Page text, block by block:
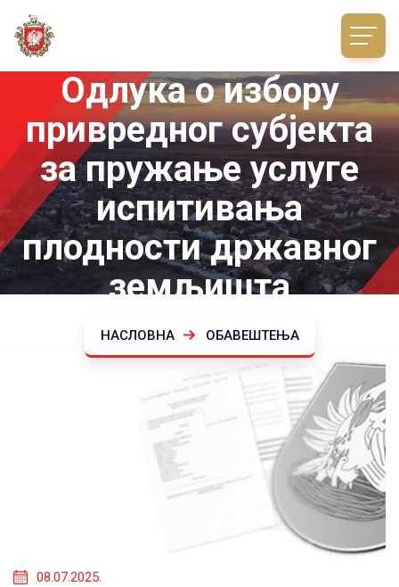
Одлука о избору
привредног субјекта
за пружање услуге
испитивања
плодности државног
земљишта
НАСЛОВНА ОБАВЕШТЕЊА
08.07.2025.